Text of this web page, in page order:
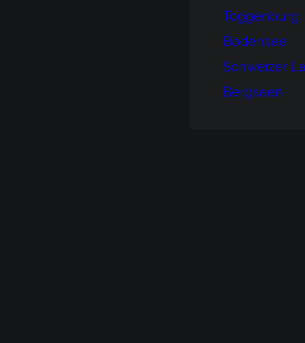
Toggenburg
Bodensee
Schweizer
Bergseen